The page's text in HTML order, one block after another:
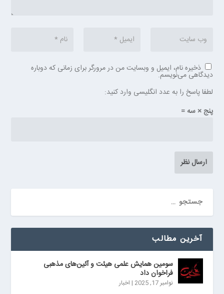
ذخیره نام، ایمیل و وبسایت من در مرورگر برای زمانی که دوباره
دیدگاهی می‌نویسم.
لطفا پاسخ را به عدد انگلیسی وارد کنید:
پنج × سه =
آخرین مطالب
سومین همایش علمی هیئت و آئین‌های مذهبی
فراخوان داد
نوامبر 17, 2025 | اخبار